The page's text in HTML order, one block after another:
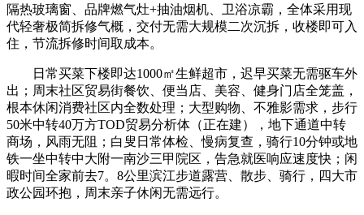
隔热玻璃窗、品牌燃气灶+抽油烟机、卫浴凉霸，全体采用现
代轻奢极简拆修气概，交付无需大规模二次沉拆，收楼即可入
住，节流拆修时间取成本。
日常买菜下楼即达1000㎡生鲜超市，迟早买菜无需驱车外
出；周末社区贸易街餐饮、便当店、美容、健身门店全笼盖，
根本休闲消费社区内全数处理；大型购物、不雅影需求，步行
50米中转40万方TOD贸易分析体（正在建），地下通道中转
商场，风雨无阻；白叟日常体检、慢病复查，骑行10分钟或地
铁一坐中转中大附一南沙三甲院区，告急就医响应速度快；闲
暇时间全家前去7。8公里滨江步道露营、散步、骑行，四大市
政公园环抱，周末亲子休闲无需远行。